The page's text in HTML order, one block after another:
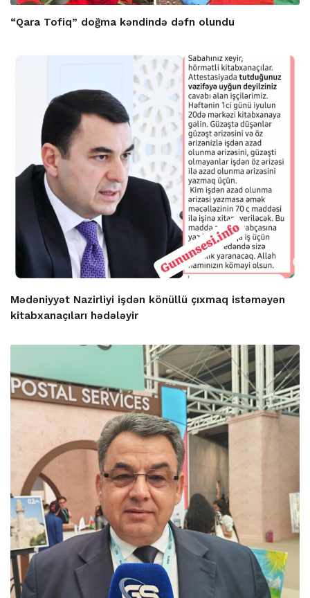
“Qara Tofiq” doğma kəndində dəfn olundu
Mədəniyyət Nazirliyi işdən könüllü çıxmaq istəməyən
kitabxanaçıları hədələyir